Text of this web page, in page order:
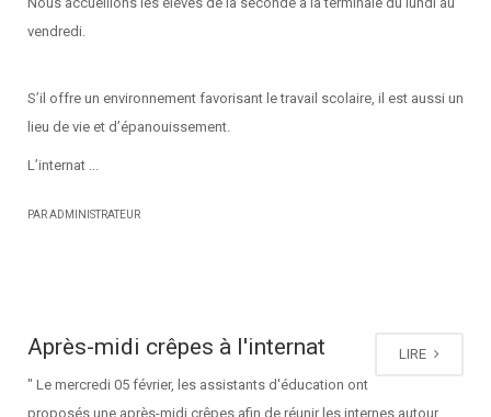
vendredi.
S’il offre un environnement favorisant le travail scolaire, il est aussi un
lieu de vie et d’épanouissement.
L’internat ...
PAR ADMINISTRATEUR
LIRE
Après-midi crêpes à l'internat
" Le mercredi 05 février, les assistants d'éducation ont
proposés une après-midi crêpes afin de réunir les internes autour